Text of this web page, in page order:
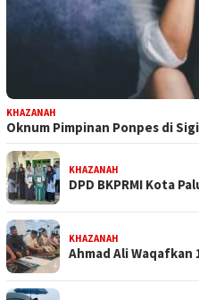
KHAZANAH
Oknum Pimpinan Ponpes di
KHAZANAH
DPD BKPRMI Kota
KHAZANAH
Ahmad Ali